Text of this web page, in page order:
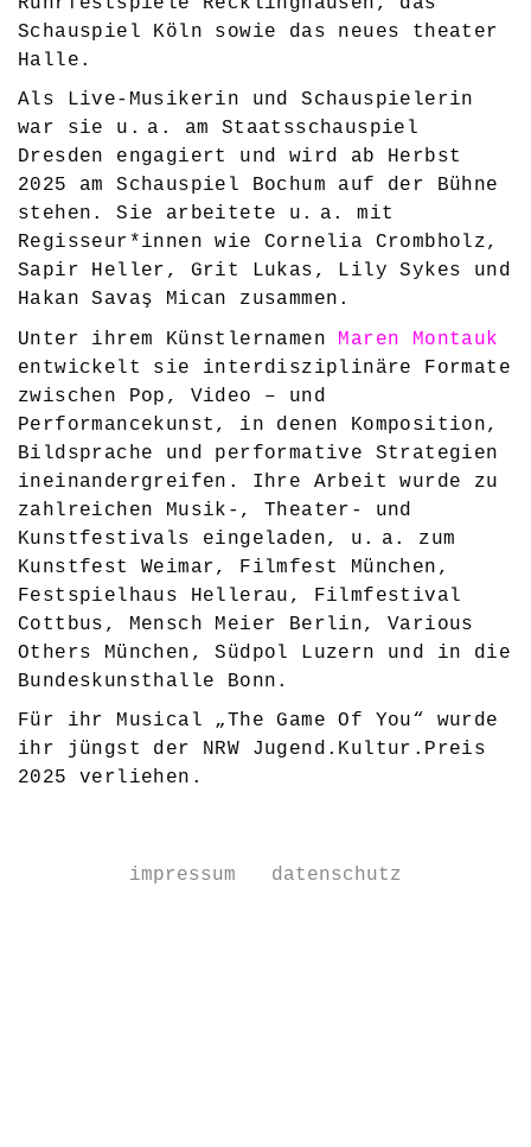
Schauspiel Köln sowie das neues theater
Halle.
Als Live-Musikerin und Schauspielerin
war sie u. a. am Staatsschauspiel
Dresden engagiert und wird ab Herbst
2025 am Schauspiel Bochum auf der Bühne
stehen. Sie arbeitete u. a. mit
Regisseur*innen wie Cornelia Crombholz,
Sapir Heller, Grit Lukas, Lily Sykes und
Hakan Savaş Mican zusammen.
Unter ihrem Künstlernamen Maren Montauk
entwickelt sie interdisziplinäre Formate
zwischen Pop, Video – und
Performancekunst, in denen Komposition,
Bildsprache und performative Strategien
ineinandergreifen. Ihre Arbeit wurde zu
zahlreichen Musik-, Theater- und
Kunstfestivals eingeladen, u. a. zum
Kunstfest Weimar, Filmfest München,
Festspielhaus Hellerau, Filmfestival
Cottbus, Mensch Meier Berlin, Various
Others München, Südpol Luzern und in die
Bundeskunsthalle Bonn.
Für ihr Musical „The Game Of You“ wurde
ihr jüngst der NRW Jugend.Kultur.Preis
2025 verliehen.
impressum datenschutz